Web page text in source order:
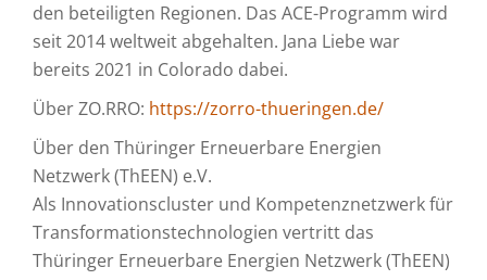
den beteiligten Regionen. Das ACE-Programm wird
seit 2014 weltweit abgehalten. Jana Liebe war
bereits 2021 in Colorado dabei.
Über ZO.RRO: https://zorro-thueringen.de/
Über den Thüringer Erneuerbare Energien
Netzwerk (ThEEN) e.V.
Als Innovationscluster und Kompetenznetzwerk für
Transformationstechnologien vertritt das
Thüringer Erneuerbare Energien Netzwerk (ThEEN)